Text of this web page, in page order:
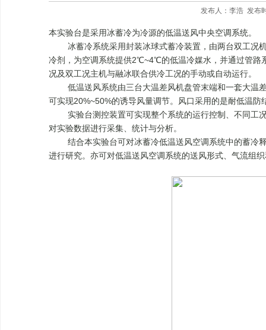
发布人：李浩 发布
本实验台是采用冰蓄冷为冷源的低温送风中央空调系统。
冰蓄冷系统采用封装冰球式蓄冷装置，由两台双工况机
冷剂，为空调系统提供2℃~4℃的低温冷媒水，并通过管路
况及双工况主机与融冰联合供冷工况的手动或自动运行。
低温送风系统由三台大温差风机盘管末端和一套大温差
可实现20%~50%的诱导风量调节。风口采用的是耐低温防
实验台测控装置可实现整个系统的运行控制、不同工况
对实验数据进行采集、统计与分析。
结合本实验台可对冰蓄冷低温送风空调系统中的蓄冷释
进行研究。亦可对低温送风空调系统的送风形式、气流组